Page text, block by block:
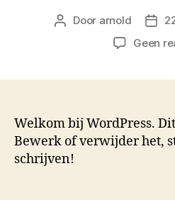
Berichtauteur
Door arnold
Geen
Welkom bij WordPress.
Bewerk of verwijder het,
schrijven!